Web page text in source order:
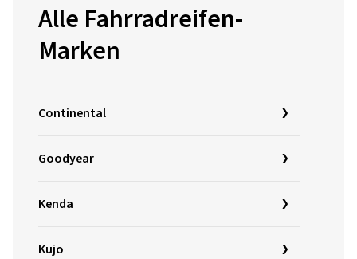
Alle Fahrradreifen-
Marken
Continental
Goodyear
Kenda
Kujo